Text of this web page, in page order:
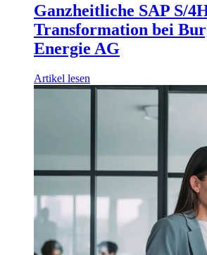
Ganzheitliche SAP S/
Transformation bei
Energie AG
Artikel lesen